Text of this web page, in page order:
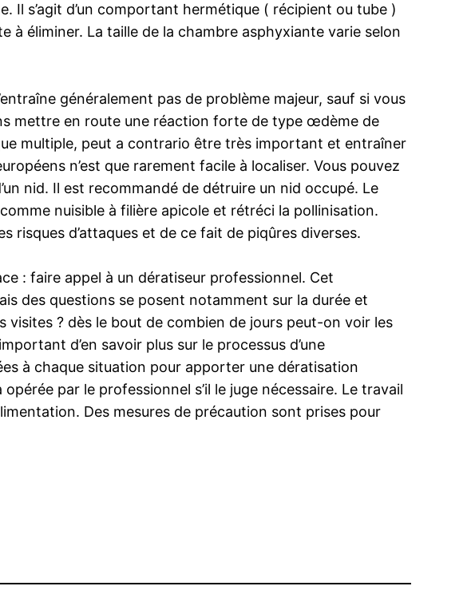
Il s’agit d’un comportant hermétique ( récipient ou tube )
à éliminer. La taille de la chambre asphyxiante varie selon
généralement pas de problème majeur, sauf si vous
mettre en route une réaction forte de type œdème de
multiple, peut a contrario être très important et entraîner
n’est que rarement facile à localiser. Vous pouvez
nid. Il est recommandé de détruire un nid occupé. Le
nuisible à filière apicole et rétréci la pollinisation.
risques d’attaques et de ce fait de piqûres diverses.
: faire appel à un dératiseur professionnel. Cet
des questions se posent notamment sur la durée et
visites ? dès le bout de combien de jours peut-on voir les
d’en savoir plus sur le processus d’une
à chaque situation pour apporter une dératisation
par le professionnel s’il le juge nécessaire. Le travail
Des mesures de précaution sont prises pour